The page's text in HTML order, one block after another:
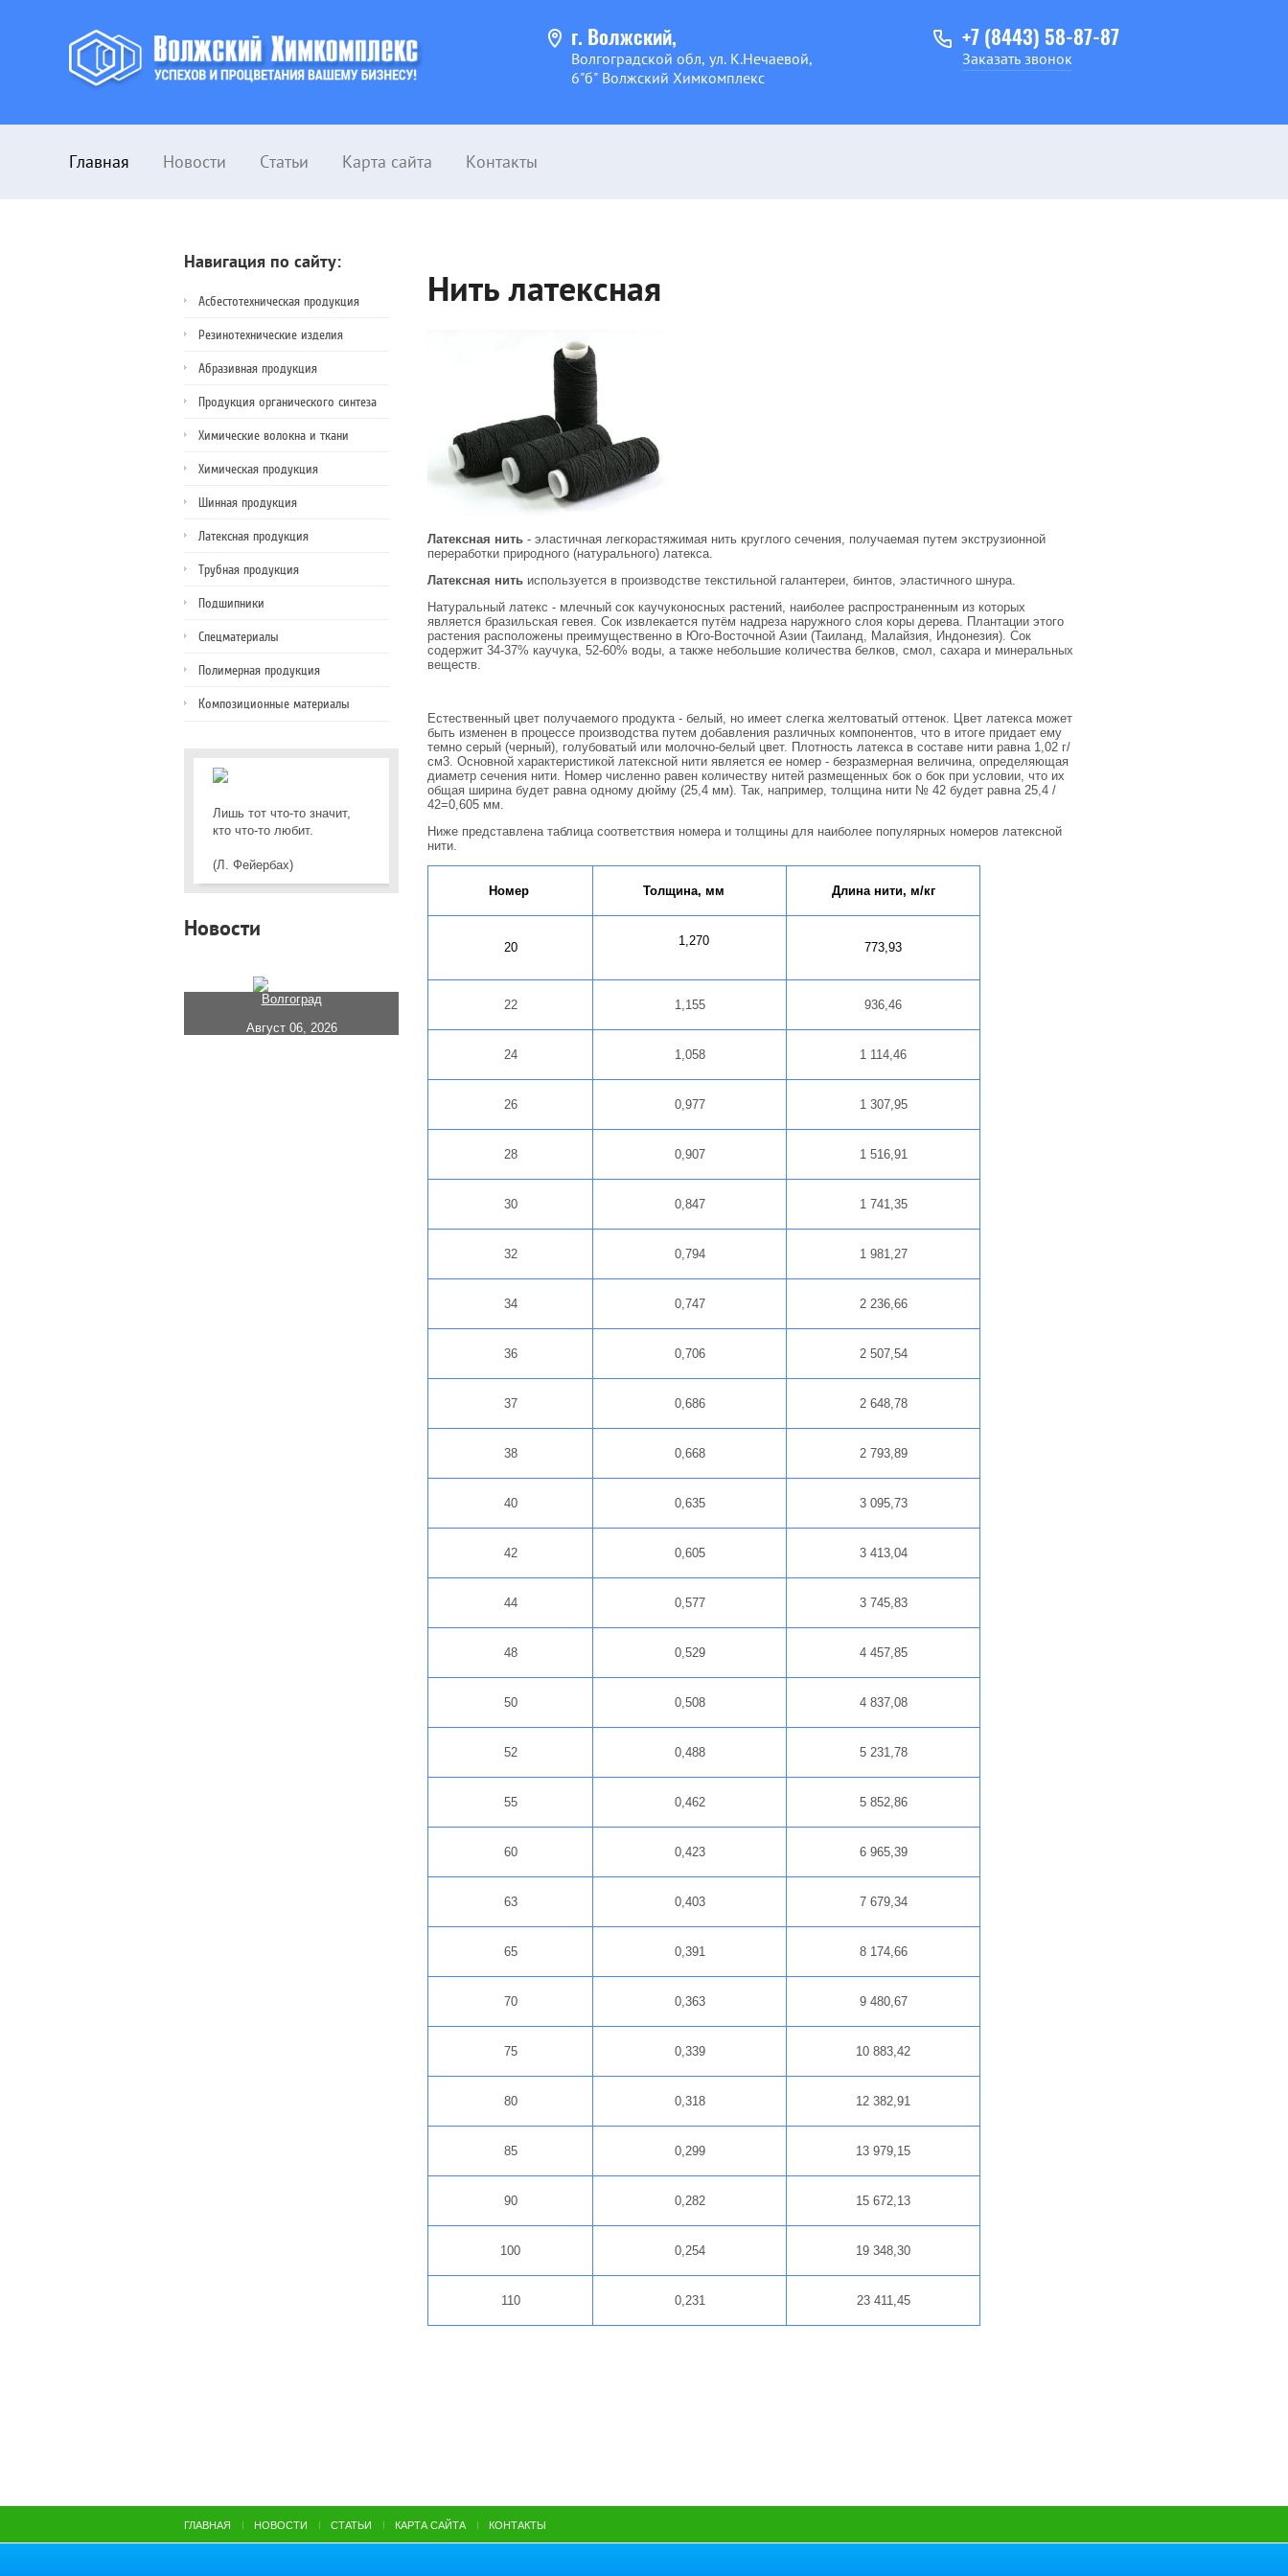
г. Волжский,
Волгоградской обл, ул. К.Нечаевой,
6"б" Волжский Химкомплекс
+7 (8443) 58-87-87
Заказать звонок
Главная Новости Статьи Карта сайта Контакты
Нить латексная
Латексная нить - эластичная легкорастяжимая нить круглого сечения, получаемая путем экструзионной
переработки природного (натурального) латекса.
Латексная нить используется в производстве текстильной галантереи, бинтов, эластичного шнура.
Натуральный латекс - млечный сок каучуконосных растений, наиболее распространенным из которых
является бразильская гевея. Сок извлекается путём надреза наружного слоя коры дерева. Плантации этого
растения расположены преимущественно в Юго-Восточной Азии (Таиланд, Малайзия, Индонезия). Сок
содержит 34-37% каучука, 52-60% воды, а также небольшие количества белков, смол, сахара и минеральных
веществ.
Естественный цвет получаемого продукта - белый, но имеет слегка желтоватый оттенок. Цвет латекса может
быть изменен в процессе производства путем добавления различных компонентов, что в итоге придает ему
темно серый (черный), голубоватый или молочно-белый цвет. Плотность латекса в составе нити равна 1,02 г/
см3. Основной характеристикой латексной нити является ее номер - безразмерная величина, определяющая
диаметр сечения нити. Номер численно равен количеству нитей размещенных бок о бок при условии, что их
общая ширина будет равна одному дюйму (25,4 мм). Так, например, толщина нити № 42 будет равна 25,4 /
42=0,605 мм.
Ниже представлена таблица соответствия номера и толщины для наиболее популярных номеров латексной
нити.
Номер Толщина, мм Длина нити, м/кг
20 1,270 773,93
22 1,155 936,46
24 1,058 1 114,46
26 0,977 1 307,95
28 0,907 1 516,91
30 0,847 1 741,35
32 0,794 1 981,27
34 0,747 2 236,66
36 0,706 2 507,54
37 0,686 2 648,78
38 0,668 2 793,89
40 0,635 3 095,73
42 0,605 3 413,04
44 0,577 3 745,83
48 0,529 4 457,85
50 0,508 4 837,08
52 0,488 5 231,78
55 0,462 5 852,86
60 0,423 6 965,39
63 0,403 7 679,34
65 0,391 8 174,66
70 0,363 9 480,67
75 0,339 10 883,42
80 0,318 12 382,91
85 0,299 13 979,15
90 0,282 15 672,13
100 0,254 19 348,30
110 0,231 23 411,45
Навигация по сайту:
Асбестотехническая продукция
Резинотехнические изделия
Абразивная продукция
Продукция органического синтеза
Химические волокна и ткани
Химическая продукция
Шинная продукция
Латексная продукция
Трубная продукция
Подшипники
Спецматериалы
Полимерная продукция
Композиционные материалы
Лишь тот что-то значит,
кто что-то любит.
(Л. Фейербах)
Новости
Волгоград
Август 06, 2026
ГЛАВНАЯ НОВОСТИ СТАТЬИ КАРТА САЙТА КОНТАКТЫ